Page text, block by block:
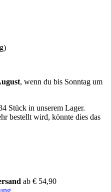
, wenn du bis Sonntag um
Stück in unserem Lager.
bestellt wird, könnte dies das
ab € 54,90